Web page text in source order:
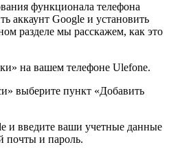
функционала телефона
аккаунт Google и установить
разделе мы расскажем, как это
на вашем телефоне Ulefone.
выберите пункт «Добавить
и введите ваши учетные данные
почты и пароль.